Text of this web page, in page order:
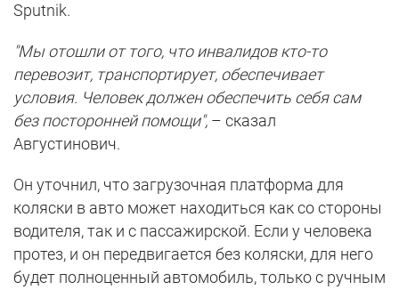
Sputnik.
"Мы отошли от того, что инвалидов кто-то
перевозит, транспортирует, обеспечивает
условия. Человек должен обеспечить себя сам
без посторонней помощи", – сказал
Августинович.
Он уточнил, что загрузочная платформа для
коляски в авто может находиться как со стороны
водителя, так и с пассажирской. Если у человека
протез, и он передвигается без коляски, для него
будет полноценный автомобиль, только с ручным